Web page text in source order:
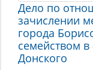
Дело по
зачислении
города
семейством в
Донского